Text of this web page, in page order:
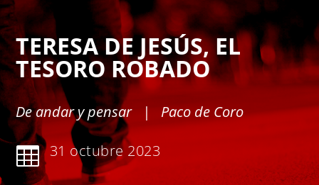
TERESA DE JESÚS, EL
TESORO ROBADO
De andar y pensar | Paco de Coro
 31 octubre 2023